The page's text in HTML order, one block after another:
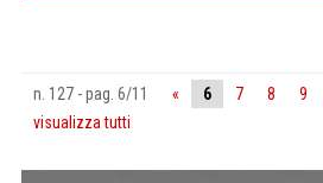
n. 127 - pag. 6/11 « 6 7 8 9
visualizza tutti